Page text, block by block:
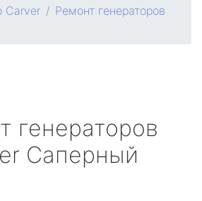
Carver
Ремонт генераторов
генераторов
Саперный